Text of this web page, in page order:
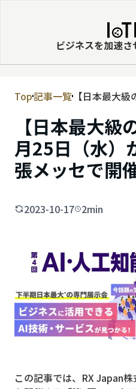
ビジネスを加速さ
MVNE
エッジ
LPWA
DaaS
PaaS
MNO
スマート漁業
PR
クラウド
Top記事一覧 【日本最大
【日本最大級
月25日（水）
張メッセで開
2023-10-17 2min
この記事では、RX Japan